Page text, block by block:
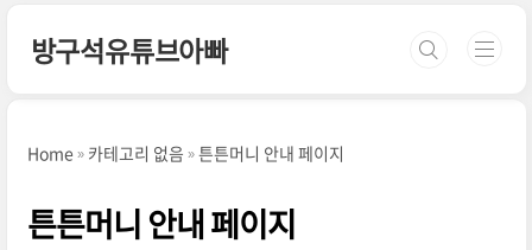
방구석유튜브아빠
Home 카테고리 없음 튼튼머니 안내 페이지
튼튼머니 안내 페이지